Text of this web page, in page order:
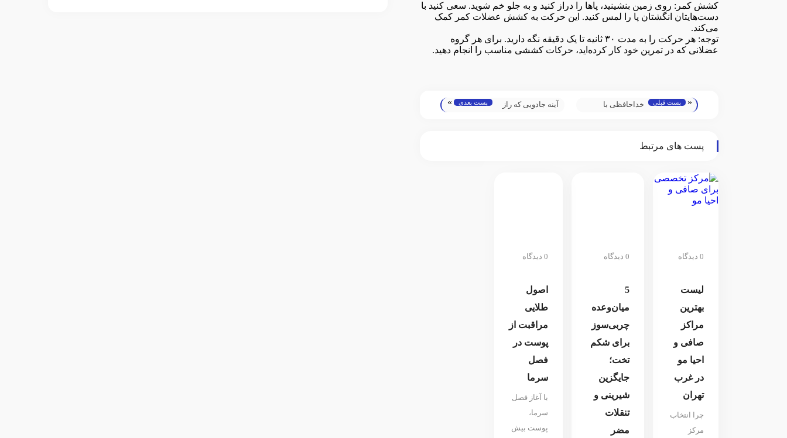
کشش کمر: روی زمین بنشینید، پاها را دراز کنید و به جلو خم شوید. سعی کنید با
دست‌هایتان انگشتان پا را لمس کنید. این حرکت به کشش عضلات کمر کمک
می‌کند.
توجه: هر حرکت را به مدت ۳۰ ثانیه تا یک دقیقه نگه دارید. برای هر گروه
عضلانی که در تمرین خود کار کرده‌اید، حرکات کششی مناسب را انجام دهید.
« پست قبلی
خداحافظی با
آرایشی فوق‌العاده
آینه جادویی که راز
پست بعدی »
پست های مرتبط
0 دیدگاه
لیست
بهترین
مراکز
صافی و
احیا مو
در غرب
تهران
چرا انتخاب
مرکز
0 دیدگاه
5
میان‌وعده
چربی‌سوز
برای شکم
تخت؛
جایگزین
شیرینی و
تنقلات
مضر
0 دیدگاه
اصول
طلایی
مراقبت از
پوست در
فصل
سرما
با آغاز فصل
سرما،
پوست بیش